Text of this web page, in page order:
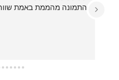
התמונה מהממת באמת